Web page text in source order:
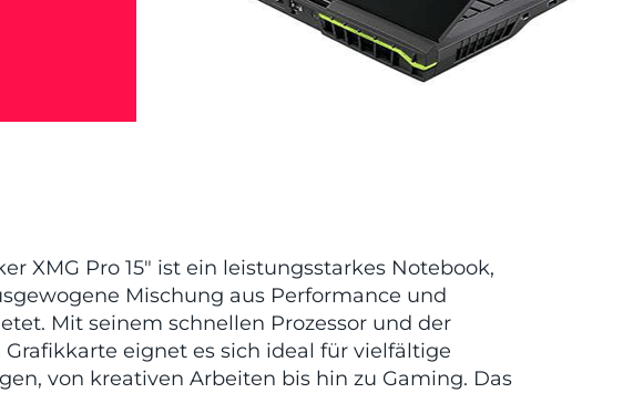
XMG Pro 15″ ist ein leistungsstarkes Notebook,
Mischung aus Performance und
Mit seinem schnellen Prozessor und der
eignet es sich ideal für vielfältige
von kreativen Arbeiten bis hin zu Gaming. Das